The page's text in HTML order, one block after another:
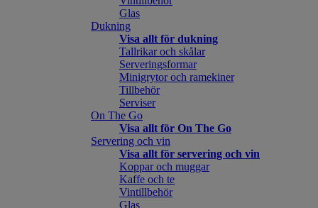
Glas
Dukning
Visa allt för dukning
Tallrikar och skålar
Serveringsformar
Minigrytor och ramekiner
Tillbehör
Serviser
On The Go
Visa allt för On The Go
Servering och vin
Visa allt för servering och vin
Koppar och muggar
Kaffe och te
Vintillbehör
Glas